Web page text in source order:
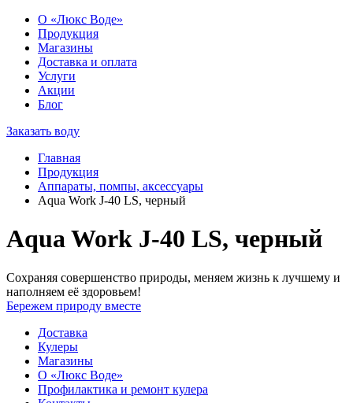
О «Люкс Воде»
Продукция
Магазины
Доставка и оплата
Услуги
Акции
Блог
Заказать воду
Главная
Продукция
Аппараты, помпы, аксессуары
Aqua Work J-40 LS, черный
Aqua Work J-40 LS, черный
Сохраняя совершенство природы, меняем жизнь к лучшему и
наполняем её здоровьем!
Бережем природу вместе
Доставка
Кулеры
Магазины
О «Люкс Воде»
Профилактика и ремонт кулера